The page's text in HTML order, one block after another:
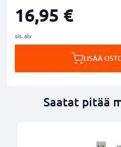
16,95 €
sis. alv
LISÄÄ
Saatat pitää